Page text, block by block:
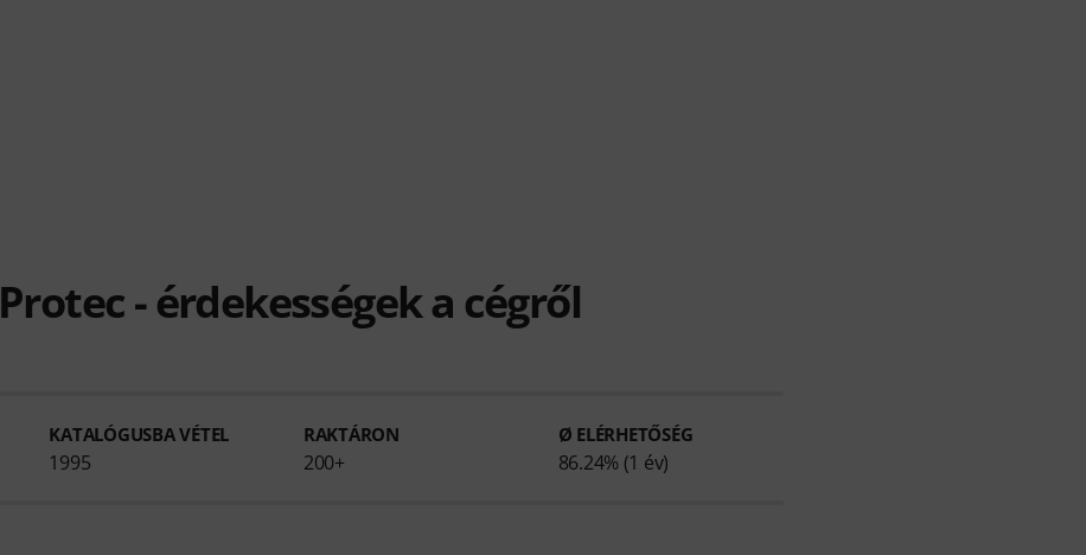
Protec - érdekességek a cégről
KATALÓGUSBA VÉTEL
1995
RAKTÁRON
200+
Ø ELÉRHETŐSÉG
86.24% (1 év)